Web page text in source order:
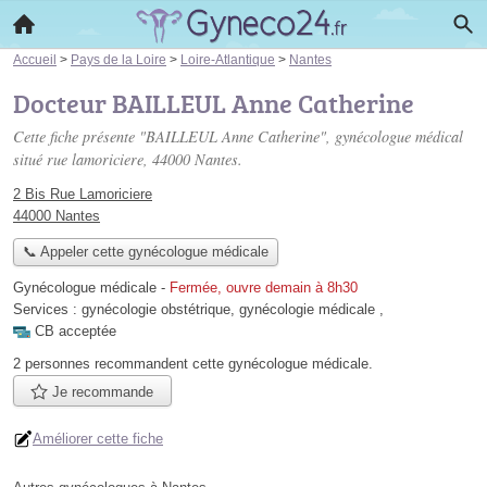
Accueil > Pays de la Loire > Loire-Atlantique > Nantes
Docteur BAILLEUL Anne Catherine
Cette fiche présente "BAILLEUL Anne Catherine", gynécologue médical
situé rue lamoriciere, 44000 Nantes.
2 Bis Rue Lamoriciere
44000 Nantes
📞 Appeler cette gynécologue médicale
Gynécologue médicale - Fermée, ouvre demain à 8h30
Services : gynécologie obstétrique, gynécologie médicale ,
CB acceptée
2 personnes recommandent cette gynécologue médicale.
Je recommande
Améliorer cette fiche